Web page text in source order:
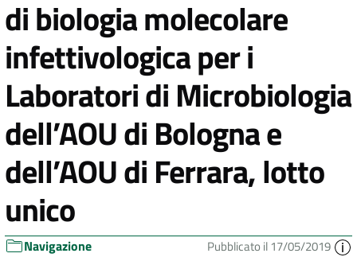
di biologia molecolare
infettivologica per i
Laboratori di Microbiologia
dell’AOU di Bologna e
dell’AOU di Ferrara, lotto
unico
Navigazione Pubblicato il 17/05/2019